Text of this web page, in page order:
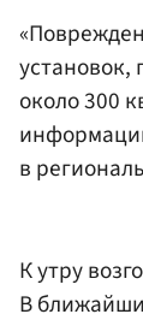
около 300
в
К утру
В